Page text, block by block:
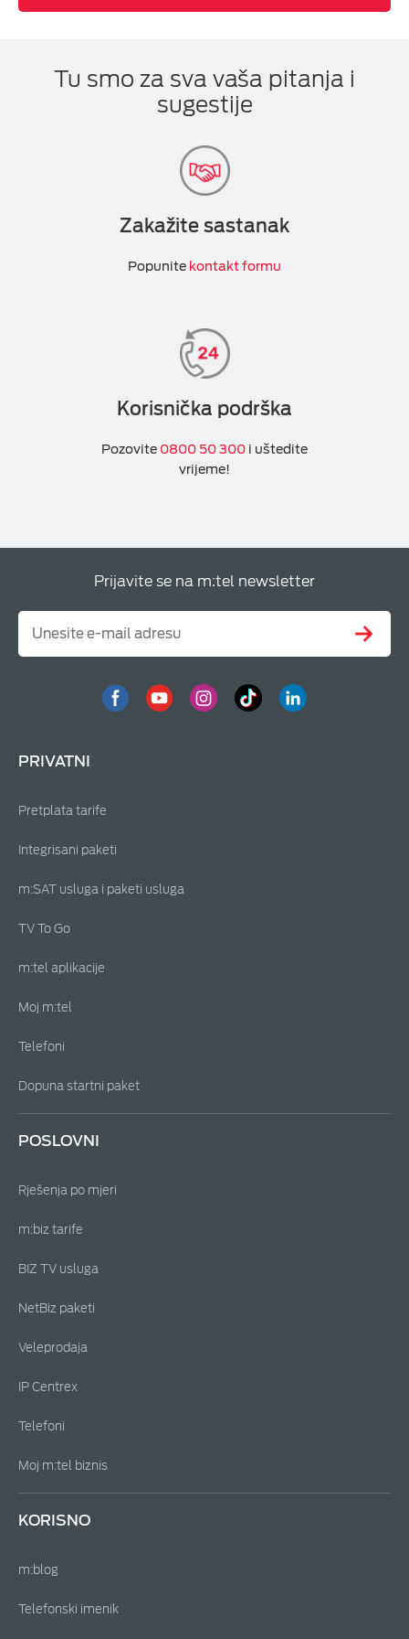
Tu smo za sva vaša pitanja i
sugestije
Zakažite sastanak
Popunite kontakt formu
Korisnička podrška
Pozovite 0800 50 300 i uštedite
vrijeme!
Prijavite se na m:tel newsletter
PRIVATNI
Pretplata tarife
Integrisani paketi
m:SAT usluga i paketi usluga
TV To Go
m:tel aplikacije
Moj m:tel
Telefoni
Dopuna startni paket
POSLOVNI
Rješenja po mjeri
m:biz tarife
BIZ TV usluga
NetBiz paketi
Veleprodaja
IP Centrex
Telefoni
Moj m:tel biznis
KORISNO
m:blog
Telefonski imenik